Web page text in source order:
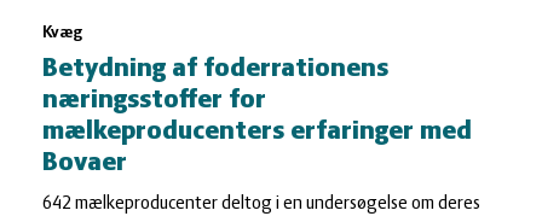
Kvæg
Betydning af foderrationens
næringsstoffer for
mælkeproducenters erfaringer med
Bovaer
642 mælkeproducenter deltog i en undersøgelse om deres